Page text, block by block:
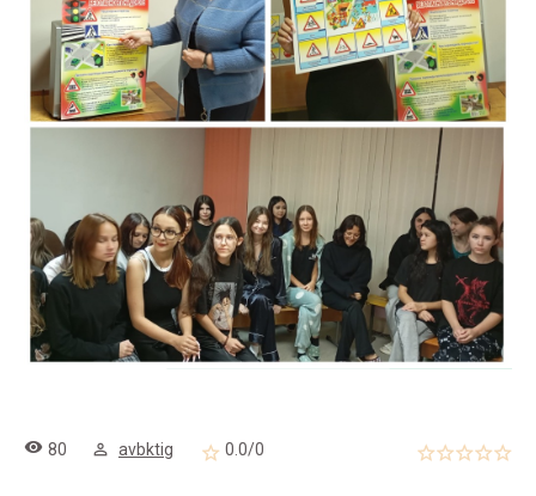
80 avbktig 0.0/0